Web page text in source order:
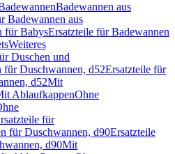
Badewannen aus
Badewannen aus
für BabysErsatzteile für Badewannen
Weiteres
Duschen und
für Duschwannen, d52Ersatzteile für
d52Mit
AblaufkappenOhne
für
für Duschwannen, d90Ersatzteile
d90Mit